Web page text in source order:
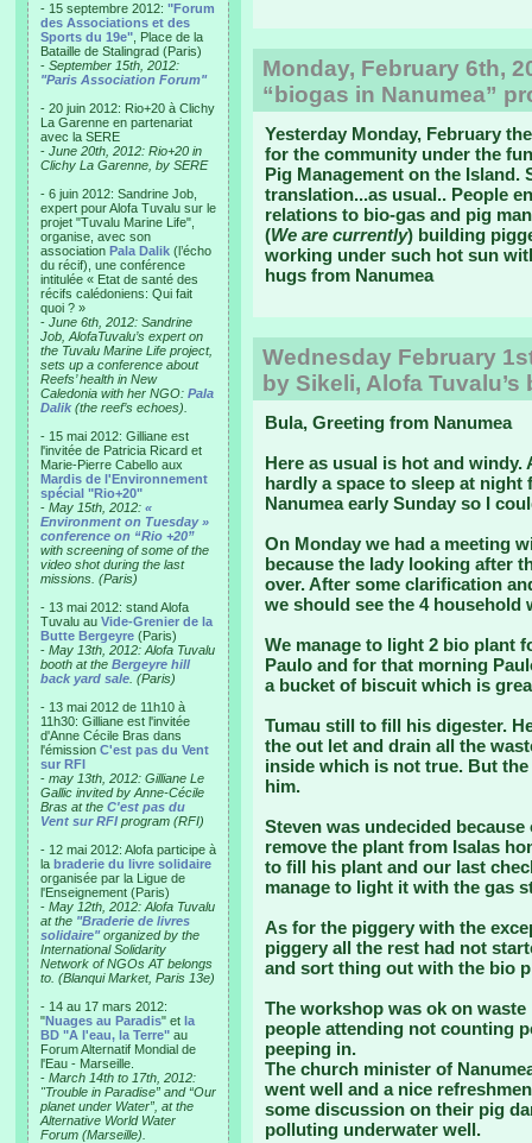
- 15 septembre 2012: "Forum
des Associations et des
Sports du 19e" , Place de la
Bataille de Stalingrad (Paris)
- September 15th, 2012:
"Paris Association Forum"
- 20 juin 2012: Rio+20 à Clichy
La Garenne en partenariat
avec la SERE
- June 20th, 2012: Rio+20 in
Clichy La Garenne, by SERE
- 6 juin 2012: Sandrine Job,
expert pour Alofa Tuvalu sur le
projet "Tuvalu Marine Life",
organise, avec son
association Pala Dalik (l’écho
du récif), une conférence
intitulée « Etat de santé des
récifs calédoniens: Qui fait
quoi ? »
- June 6th, 2012: Sandrine
Job, AlofaTuvalu’s expert on
the Tuvalu Marine Life project,
sets up a conference about
Reefs’ health in New
Caledonia with her NGO: Pala
Dalik (the reef’s echoes).
- 15 mai 2012: Gilliane est
l'invitée de Patricia Ricard et
Marie-Pierre Cabello aux
Mardis de l'Environnement
spécial "Rio+20"
- May 15th, 2012: «
Environment on Tuesday »
conference on “Rio +20”
with screening of some of the
video shot during the last
missions. (Paris)
- 13 mai 2012: stand Alofa
Tuvalu au Vide-Grenier de la
Butte Bergeyre (Paris)
- May 13th, 2012: Alofa Tuvalu
booth at the Bergeyre hill
back yard sale . (Paris)
- 13 mai 2012 de 11h10 à
11h30: Gilliane est l'invitée
d'Anne Cécile Bras dans
l'émission C'est pas du Vent
sur RFI
- may 13th, 2012: Gilliane Le
Gallic invited by Anne-Cécile
Bras at the C'est pas du
Vent sur RFI program (RFI)
- 12 mai 2012: Alofa participe à
la braderie du livre solidaire
organisée par la Ligue de
l'Enseignement (Paris)
- May 12th, 2012: Alofa Tuvalu
at the "Braderie de livres
solidaire"organized by the
International Solidarity
Network of NGOs AT belongs
to. (Blanqui Market, Paris 13e)
- 14 au 17 mars 2012:
"Nuages au Paradis" et la
BD "A l'eau, la Terre" au
Forum Alternatif Mondial de
l'Eau - Marseille.
- March 14th to 17th, 2012:
"Trouble in Paradise” and “Our
planet under Water”, at the
Alternative World Water
Forum (Marseille).
Monday, February 6th,
“biogas in Nanumea”
Yesterday Monday, February
for the community under the
Pig Management on the
translation...as usual.. People
relations to bio-gas and pig
(We are currently) building
working under such hot sun
hugs from Nanumea
Wednesday February
by Sikeli, Alofa
Bula, Greeting from Nanumea
Here as usual is hot and
hardly a space to sleep at
Nanumea early Sunday so I
On Monday we had a meeting
because the lady looking after
over. After some clarification
we should see the 4 household
We manage to light 2 bio plant
Paulo and for that morning
a bucket of biscuit which is
Tumau still to fill his digester.
the out let and drain all the
inside which is not true. But
him.
Steven was undecided
remove the plant from Isalas
to fill his plant and our last
manage to light it with the gas
As for the piggery with the
piggery all the rest had not
and sort thing out with the bio
The workshop was ok on
people attending not counting
peeping in.
The church minister of
went well and a nice
some discussion on their pig
polluting underwater well.